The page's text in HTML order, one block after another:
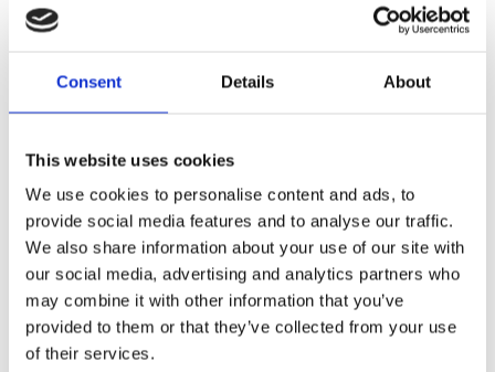
Consent Details About
This website uses cookies
We use cookies to personalise content and ads, to
provide social media features and to analyse our traffic.
We also share information about your use of our site with
our social media, advertising and analytics partners who
may combine it with other information that you’ve
provided to them or that they’ve collected from your use
of their services.
det är kallt och ruggigt i sanden, eller när det är en
Sulan är förstärkt med filt och in och utsidans
materielal är också lite tjockare för att ge en bättre
Strumpans skaft är i tunn neopren och skafthöjden
är normal.
Svart strumpa med grå mönster på sula och
tå/häl.
Finns i storlek 35 och upp till ca 46.